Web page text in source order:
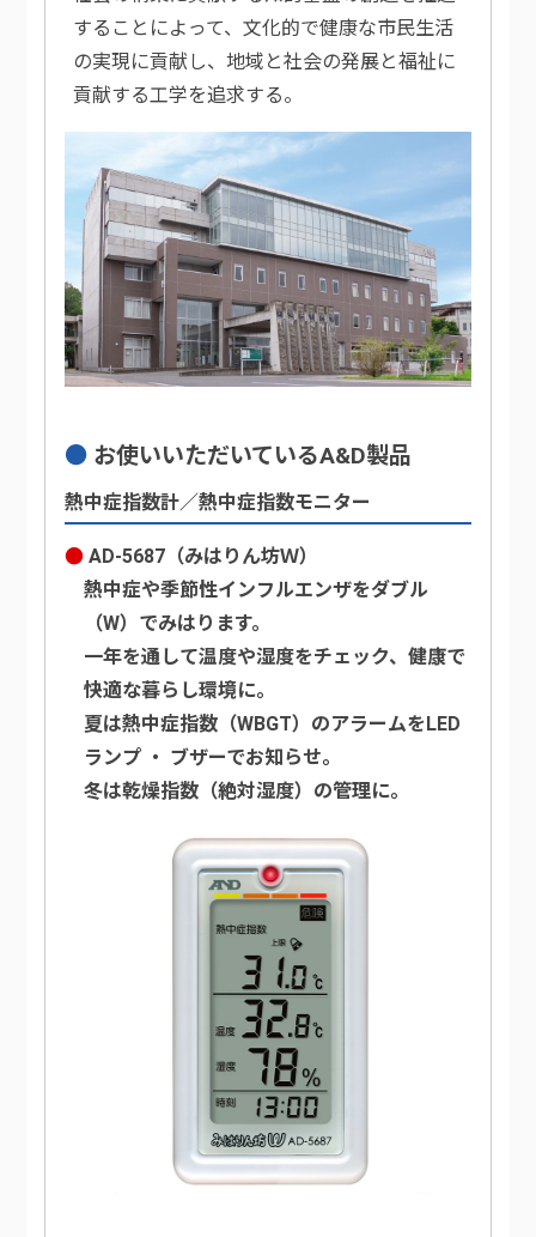
することによって、文化的で健康な市民生活
の実現に貢献し、地域と社会の発展と福祉に
貢献する工学を追求する。
お使いいただいているA&D製品
熱中症指数計／熱中症指数モニター
AD-5687（みはりん坊Ｗ）
熱中症や季節性インフルエンザをダブル
（W）でみはります。
一年を通して温度や湿度をチェック、健康で
快適な暮らし環境に。
夏は熱中症指数（WBGT）のアラームをLED
ランプ ・ ブザーでお知らせ。
冬は乾燥指数（絶対湿度）の管理に。